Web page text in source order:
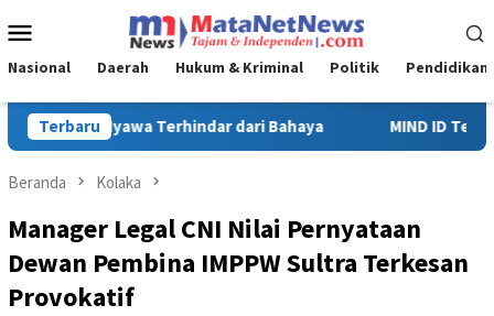
ke
Mobile
Nasional Daerah Hukum & Kriminal Politik Pendidikan
TerbaruMIND ID Tegaskan Dukungan Penuh Bagi PT Vale
Beranda Kolaka
Manager Legal CNI Nilai Pernyataan
Dewan Pembina IMPPW Sultra Terkesan
Provokatif